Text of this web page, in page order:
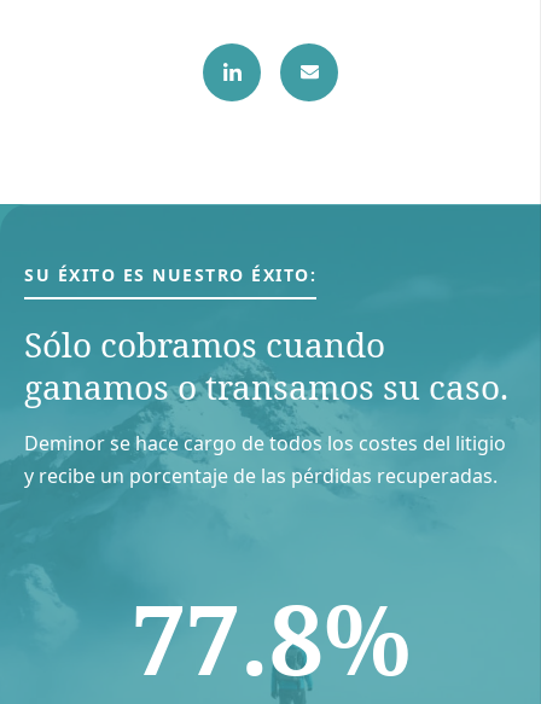
SU ÉXITO ES NUESTRO ÉXITO:
Sólo cobramos cuando
ganamos o transamos su caso.
Deminor se hace cargo de todos los costes del litigio
y recibe un porcentaje de las pérdidas recuperadas.
77.8%